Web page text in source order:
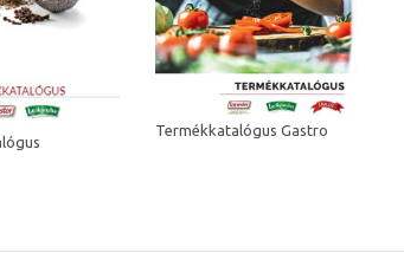
Termékkatalógus Gastro